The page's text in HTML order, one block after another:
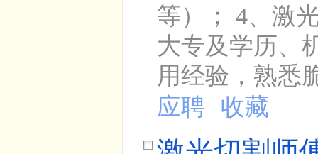
等）； 4、激
大专及学历、
用经验，熟悉
应聘
收藏